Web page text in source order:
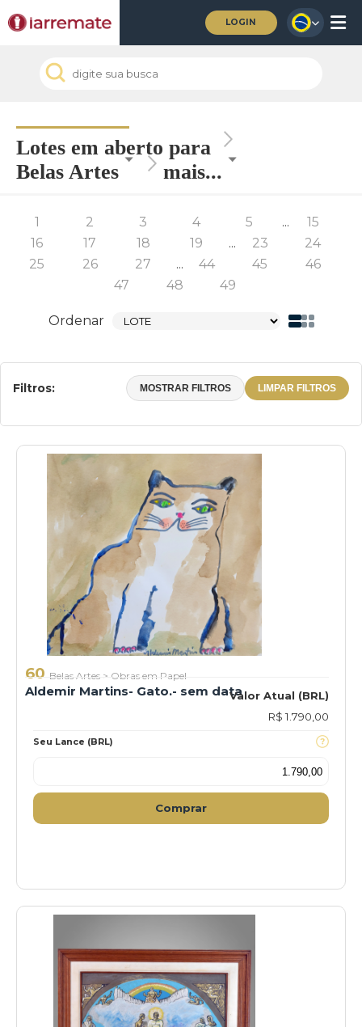
LOGIN
Lotes em aberto para
Belas Artes
mais...
1 2 3 4 5 ...
15
16
17 18 19 ... 23
24
25
26 27 ... 44 45
46
47
48 49
Ordenar
Filtros: MOSTRAR FILTROS LIMPAR FILTROS
60 Belas Artes > Obras em Papel
Aldemir Martins- Gato.- sem dataValor Atual (BRL)
R$ 1.790,00
Seu Lance (BRL)
Comprar